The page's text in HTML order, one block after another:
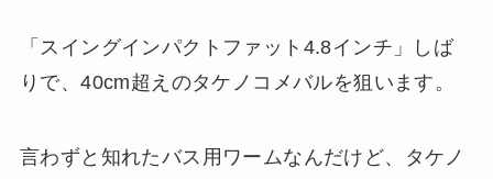
「スイングインパクトファット4.8インチ」しば
りで、40cm超えのタケノコメバルを狙います。
言わずと知れたバス用ワームなんだけど、タケノ